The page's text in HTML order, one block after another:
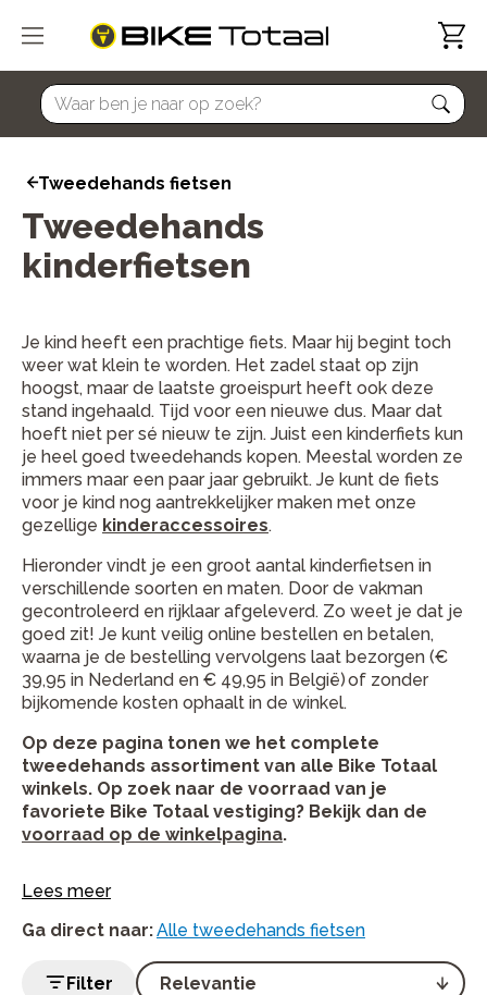
home
Tweedehands fietsen
Tweedehands
kinderfietsen
Je kind heeft een prachtige fiets. Maar hij begint toch
weer wat klein te worden. Het zadel staat op zijn
hoogst, maar de laatste groeispurt heeft ook deze
stand ingehaald. Tijd voor een nieuwe dus. Maar dat
hoeft niet per sé nieuw te zijn. Juist een kinderfiets kun
je heel goed tweedehands kopen. Meestal worden ze
immers maar een paar jaar gebruikt. Je kunt de fiets
voor je kind nog aantrekkelijker maken met onze
gezellige kinderaccessoires.
Hieronder vindt je een groot aantal kinderfietsen in
verschillende soorten en maten. Door de vakman
gecontroleerd en rijklaar afgeleverd. Zo weet je dat je
goed zit! Je kunt veilig online bestellen en betalen,
waarna je de bestelling vervolgens laat bezorgen (€
39,95 in Nederland en € 49,95 in België) of zonder
bijkomende kosten ophaalt in de winkel.
Op deze pagina tonen we het complete
tweedehands assortiment van alle Bike Totaal
winkels. Op zoek naar de voorraad van je
favoriete Bike Totaal vestiging? Bekijk dan de
voorraad op de winkelpagina.
Lees meer
Ga direct naar:Alle tweedehands fietsen
Filter